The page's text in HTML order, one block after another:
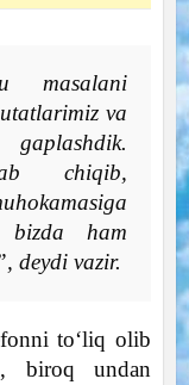
masalani
va
chiqib,
bizda ham
deydi vazir.
to‘liq olib
biroq undan